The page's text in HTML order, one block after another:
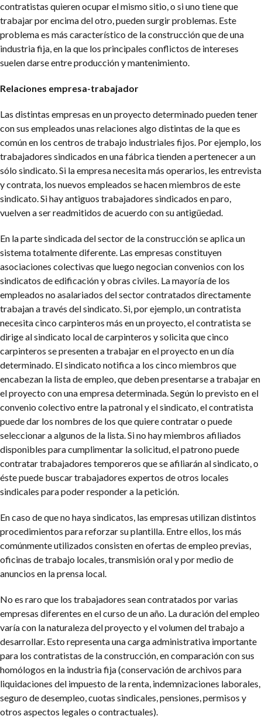
contratistas quieren ocupar el mismo sitio, o si uno tiene que
trabajar por encima del otro, pueden surgir problemas. Este
problema es más característico de la construcción que de una
industria fija, en la que los principales conflictos de intereses
suelen darse entre producción y mantenimiento.
Relaciones empresa-trabajador
Las distintas empresas en un proyecto determinado pueden tener
con sus empleados unas relaciones algo distintas de la que es
común en los centros de trabajo industriales fijos. Por ejemplo, los
trabajadores sindicados en una fábrica tienden a pertenecer a un
sólo sindicato. Si la empresa necesita más operarios, les entrevista
y contrata, los nuevos empleados se hacen miembros de este
sindicato. Si hay antiguos trabajadores sindicados en paro,
vuelven a ser readmitidos de acuerdo con su antigüedad.
En la parte sindicada del sector de la construcción se aplica un
sistema totalmente diferente. Las empresas constituyen
asociaciones colectivas que luego negocian convenios con los
sindicatos de edificación y obras civiles. La mayoría de los
empleados no asalariados del sector contratados directamente
trabajan a través del sindicato. Si, por ejemplo, un contratista
necesita cinco carpinteros más en un proyecto, el contratista se
dirige al sindicato local de carpinteros y solicita que cinco
carpinteros se presenten a trabajar en el proyecto en un día
determinado. El sindicato notifica a los cinco miembros que
encabezan la lista de empleo, que deben presentarse a trabajar en
el proyecto con una empresa determinada. Según lo previsto en el
convenio colectivo entre la patronal y el sindicato, el contratista
puede dar los nombres de los que quiere contratar o puede
seleccionar a algunos de la lista. Si no hay miembros afiliados
disponibles para cumplimentar la solicitud, el patrono puede
contratar trabajadores temporeros que se afiliarán al sindicato, o
éste puede buscar trabajadores expertos de otros locales
sindicales para poder responder a la petición.
En caso de que no haya sindicatos, las empresas utilizan distintos
procedimientos para reforzar su plantilla. Entre ellos, los más
comúnmente utilizados consisten en ofertas de empleo previas,
oficinas de trabajo locales, transmisión oral y por medio de
anuncios en la prensa local.
No es raro que los trabajadores sean contratados por varias
empresas diferentes en el curso de un año. La duración del empleo
varía con la naturaleza del proyecto y el volumen del trabajo a
desarrollar. Esto representa una carga administrativa importante
para los contratistas de la construcción, en comparación con sus
homólogos en la industria fija (conservación de archivos para
liquidaciones del impuesto de la renta, indemnizaciones laborales,
seguro de desempleo, cuotas sindicales, pensiones, permisos y
otros aspectos legales o contractuales).